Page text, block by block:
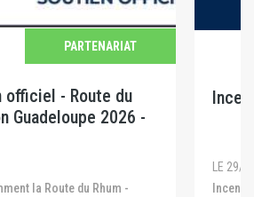
PARTENARIAT
officiel - Route du
Guadeloupe 2026 -
LE 29/